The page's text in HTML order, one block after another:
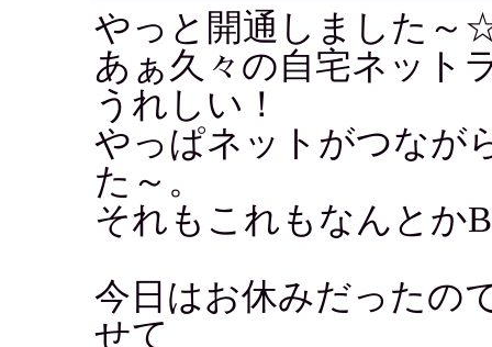
やっと開通しました～
あぁ久々の自宅ネット
うれしい！
やっぱネットがつなが
た～。
それもこれもなんとか
今日はお休みだったの
せて